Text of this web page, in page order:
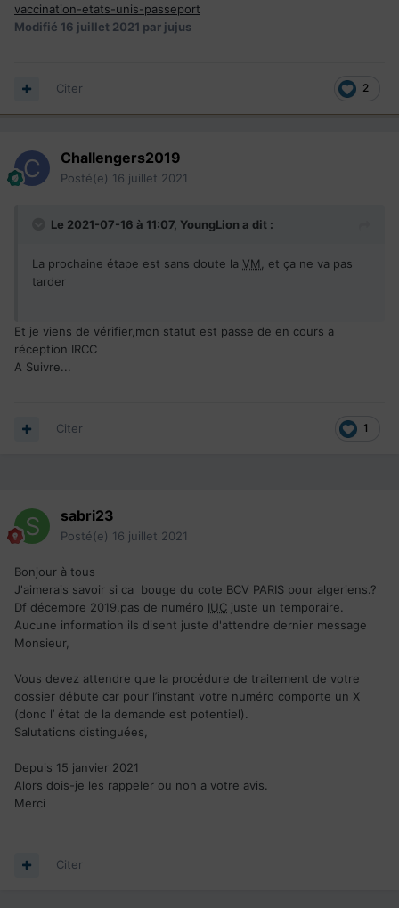
vaccination-etats-unis-passeport
Modifié 16 juillet 2021 par jujus
2
Citer
Challengers2019
Posté(e) 16 juillet 2021
Le 2021-07-16 à 11:07, YoungLion a dit :
La prochaine étape est sans doute la VM, et ça ne va pas
tarder
Et je viens de vérifier,mon statut est passe de en cours a
réception IRCC
A Suivre...
1
Citer
sabri23
Posté(e) 16 juillet 2021
Bonjour à tous
J'aimerais savoir si ca bouge du cote BCV PARIS pour algeriens.?
Df décembre 2019,pas de numéro IUC juste un temporaire.
Aucune information ils disent juste d'attendre dernier message
Monsieur,
Vous devez attendre que la procédure de traitement de votre
dossier débute car pour l’instant votre numéro comporte un X
(donc l’ état de la demande est potentiel).
Salutations distinguées,
Depuis 15 janvier 2021
Alors dois-je les rappeler ou non a votre avis.
Merci
Citer